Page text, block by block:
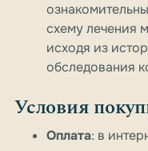
схему лечения
исходя из
обследования
Условия
Оплата: в